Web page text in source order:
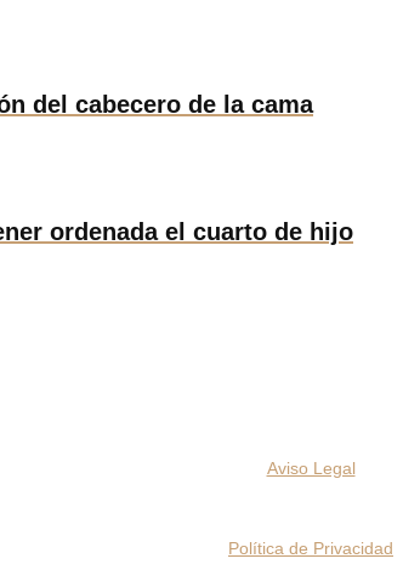
del cabecero de la cama
ordenada el cuarto de hijo
Aviso Legal
Política de Privacidad